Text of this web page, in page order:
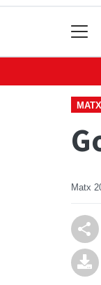
Matx